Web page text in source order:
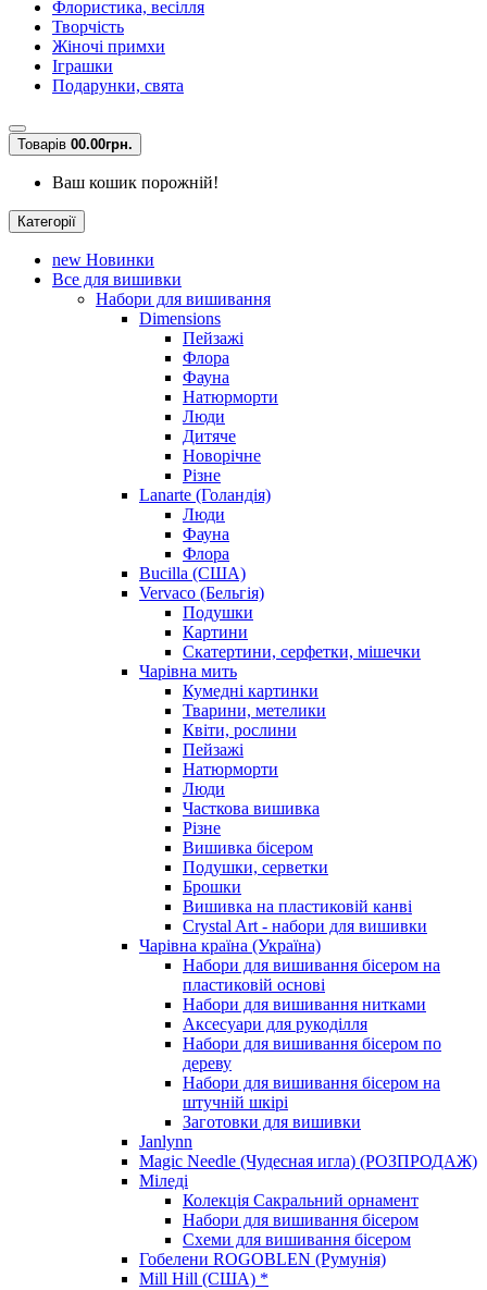
Флористика, весілля
Творчість
Жіночі примхи
Іграшки
Подарунки, свята
Товарів 00.00грн.
Ваш кошик порожній!
Категорії
new Новинки
Все для вишивки
Набори для вишивання
Dimensions
Пейзажі
Флора
Фауна
Натюрморти
Люди
Дитяче
Новорічне
Різне
Lanarte (Голандія)
Люди
Фауна
Флора
Bucilla (США)
Vervaco (Бельгія)
Подушки
Картини
Скатертини, серфетки, мішечки
Чарiвна мить
Кумедні картинки
Тварини, метелики
Квіти, рослини
Пейзажі
Натюрморти
Люди
Часткова вишивка
Різне
Вишивка бісером
Подушки, серветки
Брошки
Вишивка на пластиковій канві
Crystal Art - набори для вишивки
Чарівна країна (Україна)
Набори для вишивання бісером на
пластиковій основі
Набори для вишивання нитками
Аксесуари для рукоділля
Набори для вишивання бісером по
дереву
Набори для вишивання бісером на
штучній шкірі
Заготовки для вишивки
Janlynn
Magic Needle (Чудесная игла) (РОЗПРОДАЖ)
Міледі
Колекція Сакральний орнамент
Набори для вишивання бісером
Схеми для вишивання бісером
Гобелени ROGOBLEN (Румунія)
Mill Hill (США) *